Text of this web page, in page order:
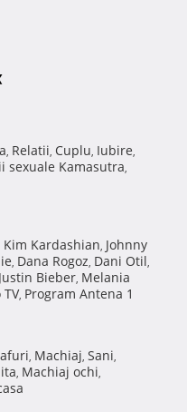
, Relatii, Cuplu, Iubire,
sexuale Kamasutra,
Kim Kardashian, Johnny
, Dana Rogoz, Dani Otil,
Justin Bieber, Melania
, Program Antena 1
, Machiaj, Sani,
, Machiaj ochi,